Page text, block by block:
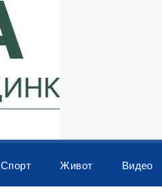
Спорт Живот Видео